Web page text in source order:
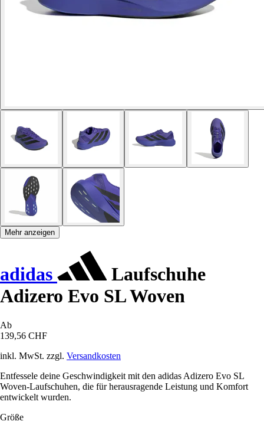
Mehr anzeigen
adidas
Laufschuhe
Adizero Evo SL Woven
Ab
139,56 CHF
inkl. MwSt. zzgl. Versandkosten
Entfessele deine Geschwindigkeit mit den adidas Adizero Evo SL
Woven-Laufschuhen, die für herausragende Leistung und Komfort
entwickelt wurden.
Größe